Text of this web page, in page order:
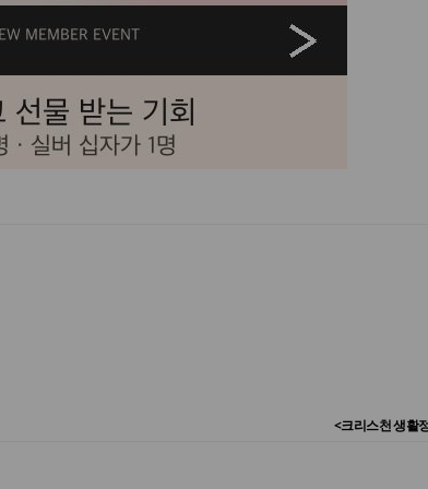
<크리스천 생활